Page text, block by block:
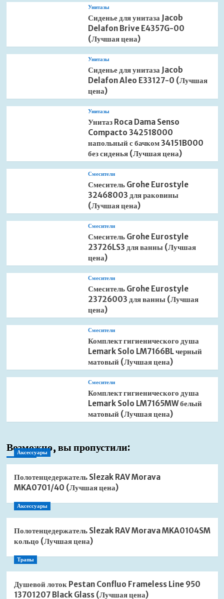
Унитазы
Сиденье для унитаза Jacob
Delafon Brive E4357G-00
(Лучшая цена)
Унитазы
Сиденье для унитаза Jacob
Delafon Aleo E33127-0 (Лучшая
цена)
Унитазы
Унитаз Roca Dama Senso
Compacto 342518000
напольный с бачком 34151B000
без сиденья (Лучшая цена)
Смесители
Смеситель Grohe Eurostyle
32468003 для раковины
(Лучшая цена)
Смесители
Смеситель Grohe Eurostyle
23726LS3 для ванны (Лучшая
цена)
Смесители
Смеситель Grohe Eurostyle
23726003 для ванны (Лучшая
цена)
Смесители
Комплект гигиенического душа
Lemark Solo LM7166BL черный
матовый (Лучшая цена)
Смесители
Комплект гигиенического душа
Lemark Solo LM7165MW белый
матовый (Лучшая цена)
Возможно, вы пропустили:
Аксессуары
Полотенцедержатель Slezak RAV Morava
MKA0701/40 (Лучшая цена)
Аксессуары
Полотенцедержатель Slezak RAV Morava MKA0104SM
кольцо (Лучшая цена)
Трапы
Душевой лоток Pestan Confluo Frameless Line 950
13701207 Black Glass (Лучшая цена)